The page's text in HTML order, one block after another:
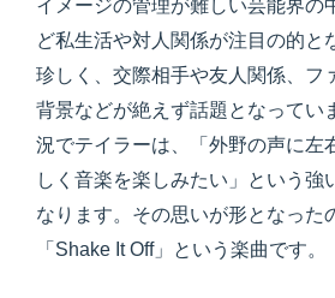
イメージの管理が難しい芸能界の
ど私生活や対人関係が注目の的と
珍しく、交際相手や友人関係、フ
背景などが絶えず話題となってい
況でテイラーは、「外野の声に左
しく音楽を楽しみたい」という強
なります。その思いが形となった
「Shake It Off」という楽曲です。